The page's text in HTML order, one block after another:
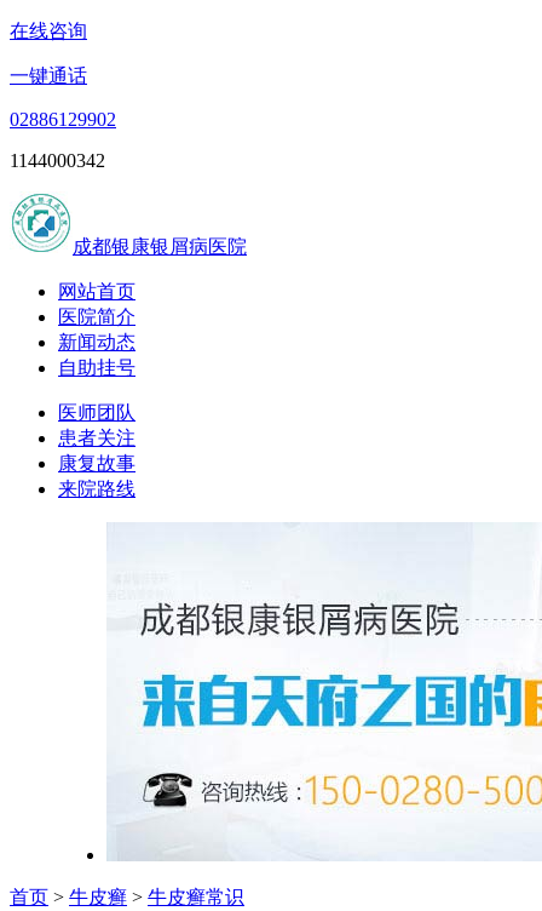
在线咨询
一键通话
02886129902
1144000342
成都银康银屑病医院
网站首页
医院简介
新闻动态
自助挂号
医师团队
患者关注
康复故事
来院路线
首页 > 牛皮癣 > 牛皮癣常识